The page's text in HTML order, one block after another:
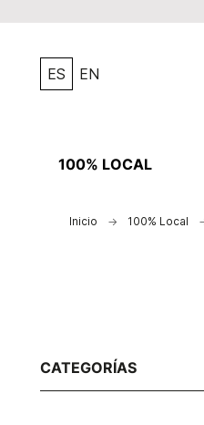
ES EN
100% LOCAL
Inicio 100% Local
CATEGORÍAS